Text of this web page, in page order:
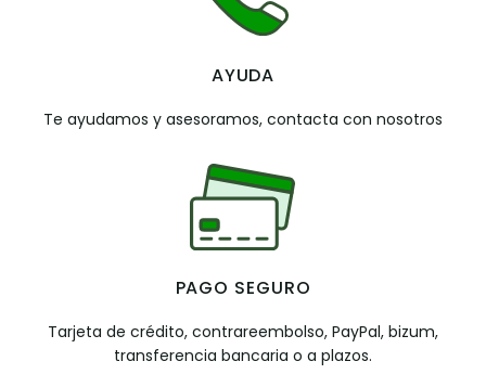
AYUDA
Te ayudamos y asesoramos, contacta con nosotros
PAGO SEGURO
Tarjeta de crédito, contrareembolso, PayPal, bizum,
transferencia bancaria o a plazos.